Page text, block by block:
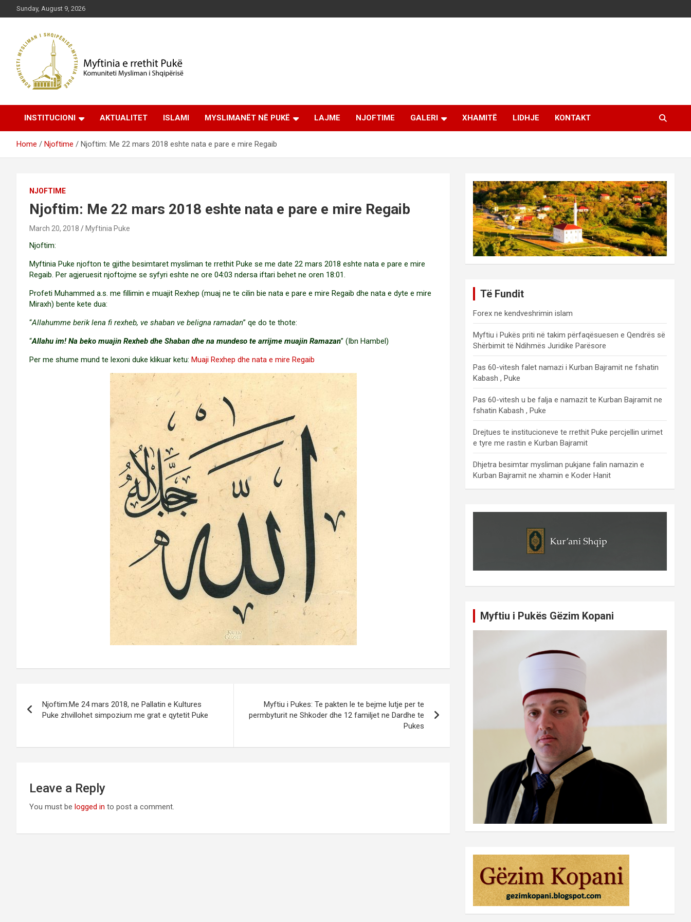
to
Sunday, August 9, 2026
Myftinia Pukë | Faqja
Zyrtare
INSTITUCIONI AKTUALITET ISLAMI MYSLIMANËT NË PUKË LAJME NJOFTIME GALERI XHAMITË LIDHJE KONTAKT
Home Njoftime Njoftim: Me 22 mars 2018 eshte nata e pare e mire Regaib
NJOFTIME
Njoftim: Me 22 mars 2018 eshte nata e pare e mire Regaib
March 20, 2018 Myftinia Puke
Njoftim:
Myftinia Puke njofton te gjithe besimtaret mysliman te rrethit Puke se me date 22 mars 2018 eshte nata e pare e mire
Regaib. Per agjeruesit njoftojme se syfyri eshte ne ore 04:03 ndersa iftari behet ne oren 18:01.
Profeti Muhammed a.s. me fillimin e muajit Rexhep (muaj ne te cilin bie nata e pare e mire Regaib dhe nata e dyte e mire
Miraxh) bente kete dua:
“Allahumme berik lena fi rexheb, ve shaban ve beligna ramadan” qe do te thote:
“Allahu im! Na beko muajin Rexheb dhe Shaban dhe na mundeso te arrijme muajin Ramazan” (Ibn Hambel)
Per me shume mund te lexoni duke klikuar ketu: Muaji Rexhep dhe nata e mire Regaib
navigation
Njoftim:Me 24 mars 2018, ne Pallatin e Kultures
Puke zhvillohet simpozium me grat e qytetit Puke
Myftiu i Pukes: Te pakten le te bejme lutje per te
permbyturit ne Shkoder dhe 12 familjet ne Dardhe te
Pukes
Leave a Reply
You must be logged in to post a comment.
Të Fundit
Forex ne kendveshrimin islam
Myftiu i Pukës priti në takim përfaqësuesen e Qendrës së
Shërbimit të Ndihmës Juridike Parësore
Pas 60-vitesh falet namazi i Kurban Bajramit ne fshatin
Kabash , Puke
Pas 60-vitesh u be falja e namazit te Kurban Bajramit ne
fshatin Kabash , Puke
Drejtues te institucioneve te rrethit Puke percjellin urimet
e tyre me rastin e Kurban Bajramit
Dhjetra besimtar mysliman pukjane falin namazin e
Kurban Bajramit ne xhamin e Koder Hanit
Myftiu i Pukës Gëzim Kopani